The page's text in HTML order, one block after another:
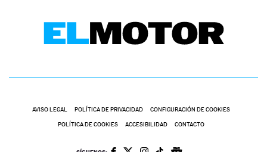
AVISO LEGAL POLÍTICA DE PRIVACIDAD CONFIGURACIÓN DE COOKIES
POLÍTICA DE COOKIES ACCESIBILIDAD CONTACTO